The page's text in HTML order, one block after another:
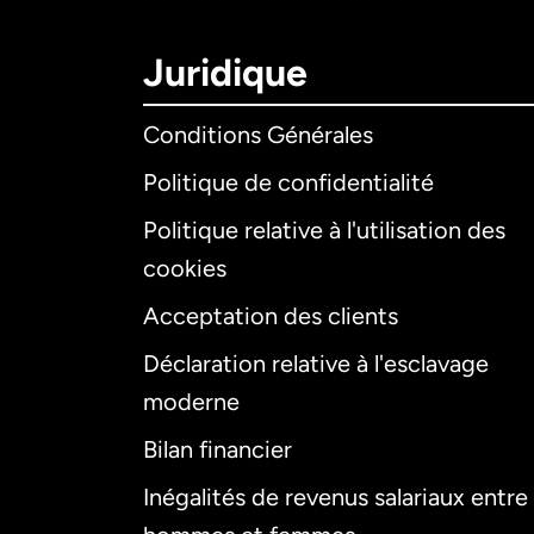
Juridique
Conditions Générales
Politique de confidentialité
Politique relative à l'utilisation des
cookies
Acceptation des clients
Déclaration relative à l'esclavage
moderne
Bilan financier
Inégalités de revenus salariaux entre